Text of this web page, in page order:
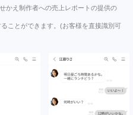
かえ制作者への売上レポートの提供の
ことができます。(お客様を直接識別可